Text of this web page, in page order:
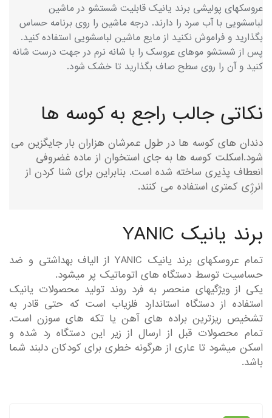
عروسکهای پولیشی برند یانیک قابلیت شستشو در ماشین
لباسشویی با آب سرد را دارند. درجه ماشین را روی برنامه حساس
بگذارید و فراموش نکنید از مایع ماشین لباسشویی استفاده کنید.
پس از شستشو موهای عروسک را با شانه نرم در جهت درست شانه
کنید و آن را روی سطح صاف بگذارید تا خشک شود.
نکاتی جالب راجع به کوسه ها
دندان های کوسه ها در طول عمرشان هزاران بار جایگزین می
شود.اسکلت کوسه ها به جای استخوان از ماده غضروفی
انعطاف پذیری ساخته شده است. بنابراین برای شنا کردن از
انرژِی کمتری استفاده می کنند.
برند یانیک YANIC
تمام عروسکهای برند یانیک YANIC از الیاف بهداشتی و ضد
حساسیت توسط دستگاه های اتوماتیک پر میشود.
یکی از ویژگیهای منحصر به فرد روند تولید محصولات یانیک
استفاده از دستگاه استاندارد فلزیاب است که حتی قادر به
تشخیص ریزترین براده های آهن یا تکه های سوزن است.
تمام محصولات قبل از ارسال از زیر این دستگاه رد شده و
اسکن میشود تا عاری از هرگونه خطری برای کودکان دلبند شما
باشد.